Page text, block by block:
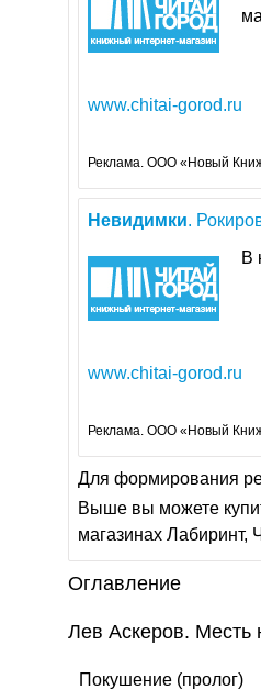
www.chitai-gorod.ru
Реклама. ООО «Новый
Невидимки.
В
www.chitai-gorod.ru
Реклама. ООО «Новый
Для формирования
Выше вы можете
магазинах Лабиринт,
Оглавление
Лев Аскеров. Месть
Покушение (пролог)